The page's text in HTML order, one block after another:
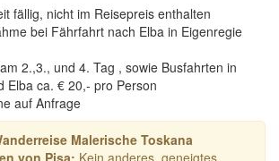
fällig, nicht im Reisepreis enthalten
bei Fährfahrt nach Elba in Eigenregie
2.,3., und 4. Tag , sowie Busfahrten in
Elba ca. € 20,- pro Person
auf Anfrage
Malerische Toskana
von Pisa: Kein anderes, geneigtes